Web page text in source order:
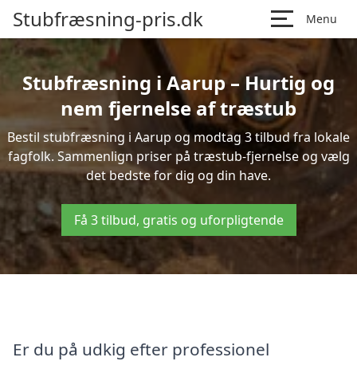
Stubfræsning-pris.dk Menu
Stubfræsning i Aarup – Hurtig og
nem fjernelse af træstub
Bestil stubfræsning i Aarup og modtag 3 tilbud fra lokale
fagfolk. Sammenlign priser på træstub-fjernelse og vælg
det bedste for dig og din have.
Få 3 tilbud, gratis og uforpligtende
Er du på udkig efter professionel